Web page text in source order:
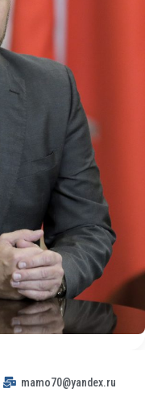
mamo70@yandex.ru